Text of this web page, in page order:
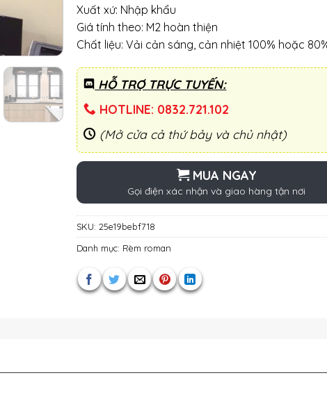
Xuất xứ: Nhập khẩu
Giá tính theo: M2 hoàn thiện
Chất liệu: Vải cản sáng, cản nhiệt 100% hoặc
HỖ TRỢ TRỰC TUYẾN:
HOTLINE: 0832.721.102
(Mở cửa cả thứ bảy và chủ nhật)
MUA NGAY
Gọi điện xác nhận và giao hàng tận nơi
SKU:25e19bebf718
Danh mục: Rèm roman